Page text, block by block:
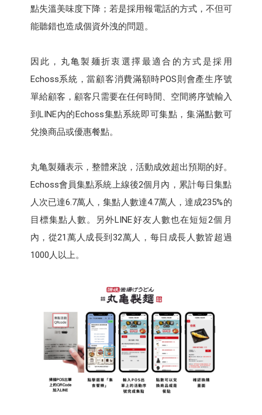
點失溫美味度下降；若是採用報電話的方式，不但可
能聽錯也造成個資外洩的問題。
因此，丸亀製麺折衷選擇最適合的方式是採用
Echoss系統，當顧客消費滿額時POS則會產生序號
單給顧客，顧客只需要在任何時間、空間將序號輸入
到LINE內的Echoss集點系統即可集點，集滿點數可
兌換商品或優惠餐點。
丸亀製麺表示，整體來說，活動成效超出預期的好。
Echoss會員集點系統上線後2個月內，累計每日集點
人次已達6.7萬人，集點人數達4.7萬人，達成235%的
目標集點人數。另外LINE好友人數也在短短2個月
內，從21萬人成長到32萬人，每日成長人數皆超過
1000人以上。